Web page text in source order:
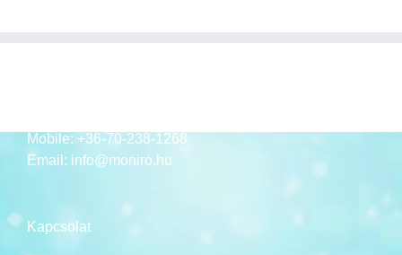
Mobile: +36-70-238-1268
Email: info@moniro.hu
Kapcsolat